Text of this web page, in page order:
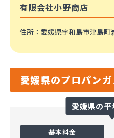
有限会社小野商店
住所 ：愛媛県宇和島市津島
愛媛県のプロパン
愛媛県の
基本料金